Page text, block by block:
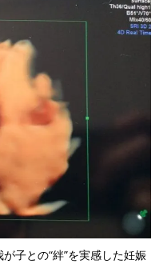
子との“絆”を実感した妊娠